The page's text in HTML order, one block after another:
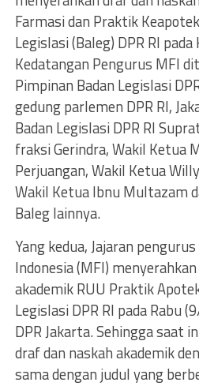
Farmasi dan Praktik
Legislasi (Baleg) DPR RI
Kedatangan Pengurus MFI
Pimpinan Badan Legislasi
gedung parlemen DPR RI,
Badan Legislasi DPR RI
fraksi Gerindra, Wakil Ketua
Perjuangan, Wakil Ketua
Wakil Ketua Ibnu Multazam
Baleg lainnya.
Yang kedua, Jajaran
Indonesia (MFI)
akademik RUU Praktik
Legislasi DPR RI pada Rabu
DPR Jakarta. Sehingga saat
draf dan naskah akademik
sama dengan judul yang